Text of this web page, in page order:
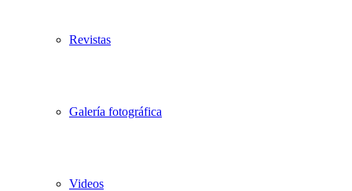
Revistas
Galería fotográfica
Videos